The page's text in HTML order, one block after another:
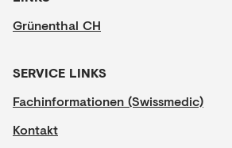
Grünenthal CH
SERVICE LINKS
Fachinformationen (Swissmedic)
Kontakt